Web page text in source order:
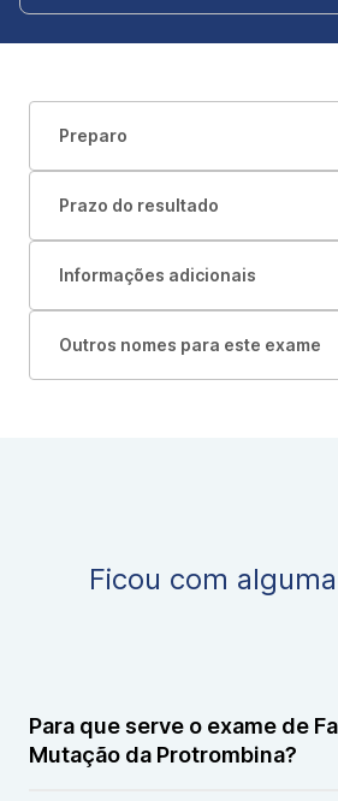
Preparo
Prazo do resultado
Informações adicionais
Outros nomes para este exame
Ficou com
Para que serve o exame de
Mutação da Protrombina?